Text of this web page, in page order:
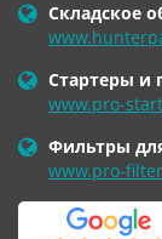
Складское
Стартеры и
www.pro-
Фильтры
www.pro-